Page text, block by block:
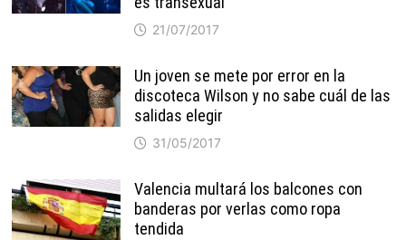
21/07/2017
Un joven se mete por error en la
discoteca Wilson y no sabe cuál de las
salidas elegir
31/05/2017
Valencia multará los balcones con
banderas por verlas como ropa
tendida